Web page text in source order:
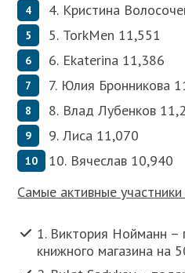
4.Кристина
5.TorkMen 11,551
6.Ekaterina 11,386
7.Юлия Бронникова
8.Влад Лубенков
9.Лиса 11,070
10.Вячеслав 10,940
Самые активные
1. Виктория Нойманн –
книжного магазина на